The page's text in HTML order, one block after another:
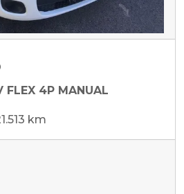
FLEX 4P MANUAL
km